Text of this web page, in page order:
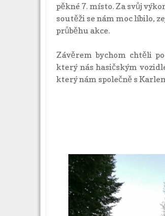
pěkné 7. místo. Za svůj
soutěži se nám moc líbilo,
průběhu akce.
Závěrem bychom chtěli
který nás hasičským
který nám společně s